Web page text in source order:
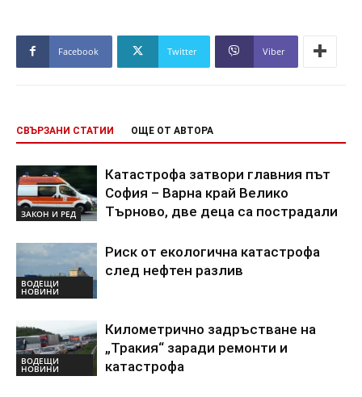
Facebook Twitter Viber
СВЪРЗАНИ СТАТИИ ОЩЕ ОТ АВТОРА
ЗАКОН И РЕД
Катастрофа затвори главния път
София – Варна край Велико
Търново, две деца са пострадали
ВОДЕЩИ
НОВИНИ
Риск от екологична катастрофа
след нефтен разлив
ВОДЕЩИ
НОВИНИ
Километрично задръстване на
„Тракия“ заради ремонти и
катастрофа